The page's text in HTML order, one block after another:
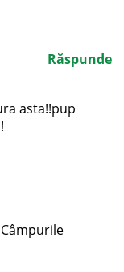
asta!!pup
Răspunde
Câmpurile